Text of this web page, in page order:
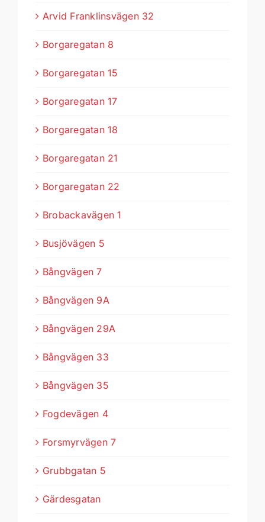
Arvid Franklinsvägen 32
Borgaregatan 8
Borgaregatan 15
Borgaregatan 17
Borgaregatan 18
Borgaregatan 21
Borgaregatan 22
Brobackavägen 1
Busjövägen 5
Bångvägen 7
Bångvägen 9A
Bångvägen 29A
Bångvägen 33
Bångvägen 35
Fogdevägen 4
Forsmyrvägen 7
Grubbgatan 5
Gärdesgatan